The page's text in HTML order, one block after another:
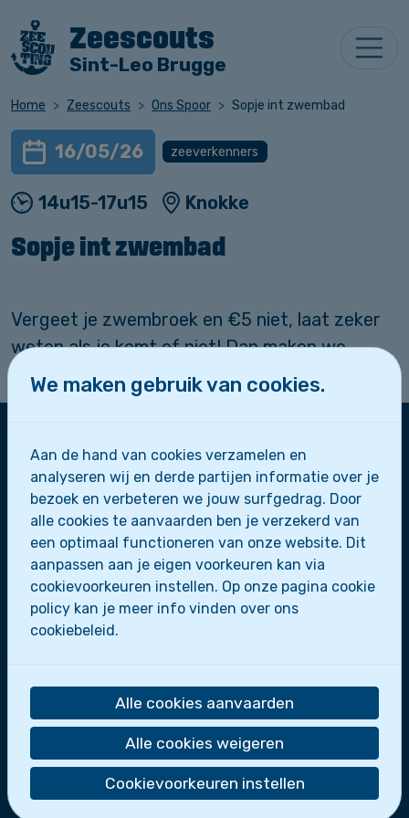
Zeescouts
Sint-Leo Brugge
Home Zeescouts Ons Spoor Sopje int zwembad
16/05/26 zeeverkenners
14u15-17u15 Knokke
Sopje int zwembad
Vergeet je zwembroek en €5 niet, laat zeker
weten als je komt of niet! Dan maken we
samen opnieuw de glijbanen onveilig.
Zeescouts Sint-Leo
Zeepaardjes
Zeewolfjes
Zeerobben
Dolfijnen
Scheepsmakkers
Zeeverkenners
Loodsen
De zeescouts maken deel uit van
Scoutsgroep
Sint-Leo.
Wie zijn we?
Nieuws
We maken gebruik van cookies.
Aan de hand van cookies verzamelen en
analyseren wij en derde partijen informatie over je
bezoek en verbeteren we jouw surfgedrag. Door
alle cookies te aanvaarden ben je verzekerd van
een optimaal functioneren van onze website. Dit
aanpassen aan je eigen voorkeuren kan via
cookievoorkeuren instellen. Op onze pagina cookie
policy kan je meer info vinden over ons
cookiebeleid.
Alle cookies aanvaarden
Alle cookies weigeren
Cookievoorkeuren instellen